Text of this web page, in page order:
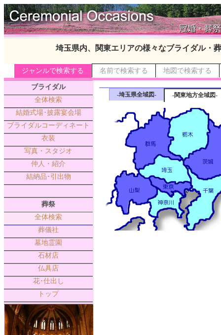
埼玉県内、関東エリアの様々なブライダル・
ジャンルで検索する 名前で検索する 地図で検索する
ブライダル
全体検索
結婚式場･披露宴会場
ブライダルコーディネート
衣装
写真・スタジオ
仲人・紹介
結納品･引出物
葬祭
全体検索
葬儀社
墓地霊園
石材店
仏具店
花･仕出し
トップ
-埼玉県全域図- -関東地方全域図-